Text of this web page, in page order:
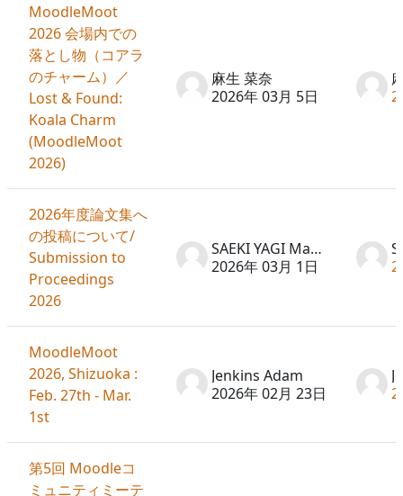
MoodleMoot
2026 会場内での
落とし物（コアラ
のチャーム）／
Lost & Found:
Koala Charm
(MoodleMoot
2026)
麻生 菜奈
2026年 03月 5日
2026年度論文集へ
の投稿について/
Submission to
Proceedings
2026
SAEKI YAGI Machiko
2026年 03月 1日
MoodleMoot
2026, Shizuoka :
Feb. 27th - Mar.
1st
Jenkins Adam
2026年 02月 23日
第5回 Moodleコ
ミュニティミーテ